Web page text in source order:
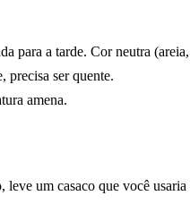
para a tarde. Cor neutra
precisa ser quente.
amena.
um casaco que você